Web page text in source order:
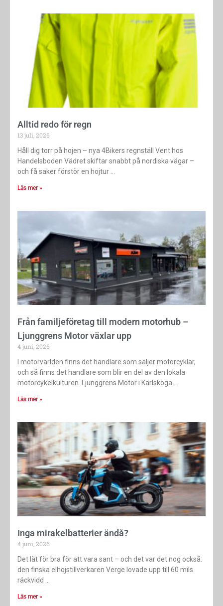
Alltid redo för regn
13 juli, 2026
Håll dig torr på hojen – nya 4Bikers regnställ Vent hos
Handelsboden Vädret skiftar snabbt på nordiska vägar –
och få saker förstör en hojtur
Läs mer »
Från familjeföretag till modern motorhub –
Ljunggrens Motor växlar upp
4 juni, 2026
I motorvärlden finns det handlare som säljer motorcyklar,
och så finns det handlare som blir en del av den lokala
motorcykelkulturen. Ljunggrens Motor i Karlskoga
Läs mer »
Inga mirakelbatterier ändå?
4 juni, 2026
Det lät för bra för att vara sant – och det var det nog också:
den finska elhojstillverkaren Verge lovade upp till 60 mils
räckvidd
Läs mer »